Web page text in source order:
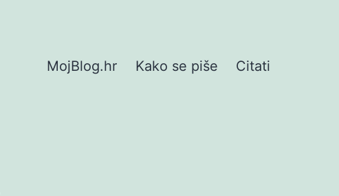
MojBlog.hr Kako se piše Citati